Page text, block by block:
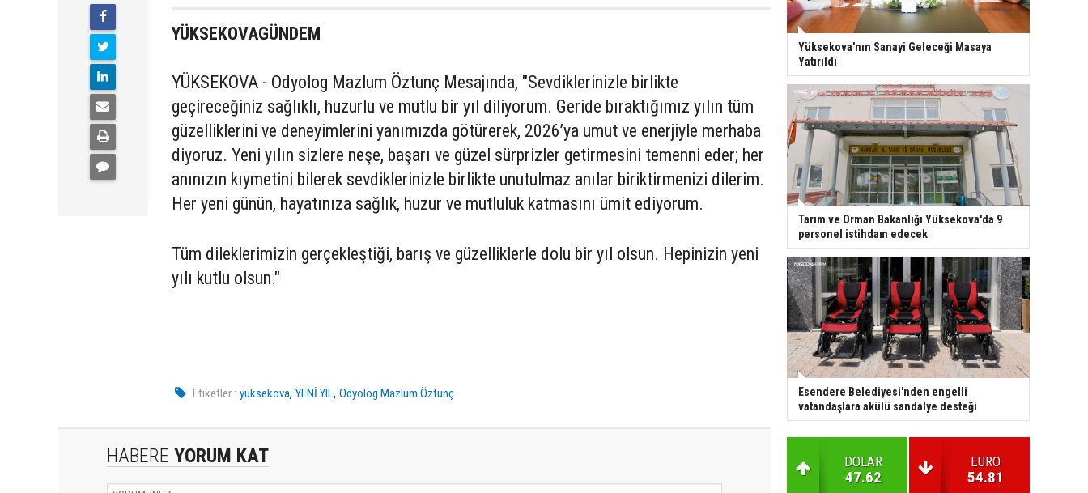
YÜKSEKOVAGÜNDEM
YÜKSEKOVA - Odyolog Mazlum Öztunç Mesajında, "Sevdiklerinizle birlikte
geçireceğiniz sağlıklı, huzurlu ve mutlu bir yıl diliyorum. Geride bıraktığımız yılın tüm
güzelliklerini ve deneyimlerini yanımızda götürerek, 2026’ya umut ve enerjiyle merhaba
diyoruz. Yeni yılın sizlere neşe, başarı ve güzel sürprizler getirmesini temenni eder; her
anınızın kıymetini bilerek sevdiklerinizle birlikte unutulmaz anılar biriktirmenizi dilerim.
Her yeni günün, hayatınıza sağlık, huzur ve mutluluk katmasını ümit ediyorum.
Tüm dileklerimizin gerçekleştiği, barış ve güzelliklerle dolu bir yıl olsun. Hepinizin yeni
yılı kutlu olsun."
Etiketler : yüksekova,YENİ YIL,Odyolog Mazlum Öztunç
HABERE YORUM KAT
Yüksekova'nın Sanayi Geleceği Masaya
Yatırıldı
Tarım ve Orman Bakanlığı Yüksekova'da 9
personel istihdam edecek
Esendere Belediyesi'nden engelli
vatandaşlara akülü sandalye desteği
DOLAR
47.62
EURO
54.81